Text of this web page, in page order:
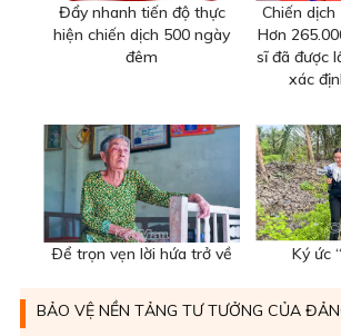
Đẩy nhanh tiến độ thực
hiện chiến dịch 500 ngày
đêm
Chiến
Hơn
sĩ đã được
xác
Ðể trọn vẹn lời hứa trở về Ký ức
BẢO VỆ NỀN TẢNG TƯ TƯỞNG CỦA